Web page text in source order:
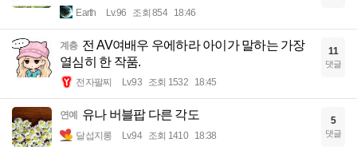
Earth Lv.96 조회 854 18:46
계층 전 AV여배우 우에하라 아이가 말하는 가장
열심히 한 작품.
전자팔찌 Lv.93 조회 1532 18:45
11
댓글
연예 유나 버블팝 다른 각도
달섭지롱 Lv.94 조회 1410 18:38
5
댓글